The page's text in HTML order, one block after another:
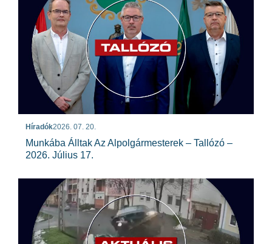
Híradók2026. 07. 20.
Munkába Álltak Az Alpolgármesterek – Tallózó –
2026. Július 17.